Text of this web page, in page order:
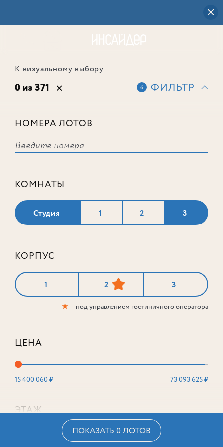
К визуальному выбору
0 из 371 6 ФИЛЬТР
НОМЕРА ЛОТОВ
КОМНАТЫ
Студия 1 2 3
КОРПУС
1 2 3
★— под управлением гостиничного оператора
ЦЕНА
15 400 060 ₽ 73 093 625 ₽
ЭТАЖ
ПОКАЗАТЬ 0 ЛОТОВ
соответствует ни одного лота